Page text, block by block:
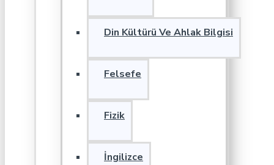
Din Kültürü Ve Ahlak Bilgisi
Felsefe
Fizik
İngilizce